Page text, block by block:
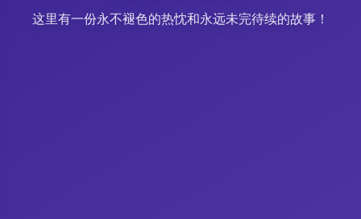
这里有一份永不褪色的热忱和永远未完待续的故事！